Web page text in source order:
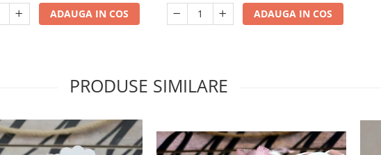
ADAUGA IN COS ADAUGA IN COS
PRODUSE SIMILARE